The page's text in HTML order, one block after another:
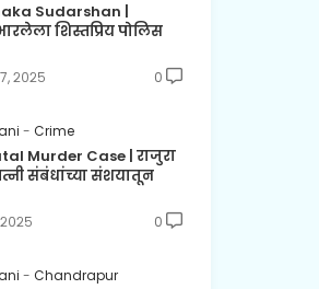
Sudarshan |
शिस्तप्रिय पोलिस
२०२५ 0
Crime
Murder Case | राजुरा
संबंधांच्या संशयातून
0
Chandrapur